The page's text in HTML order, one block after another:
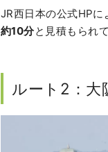
JR西日本の公式HPに
約10分と見積もられ
ルート2：大